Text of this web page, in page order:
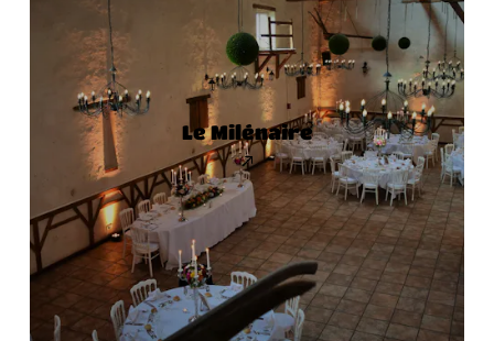
Le Milénaire